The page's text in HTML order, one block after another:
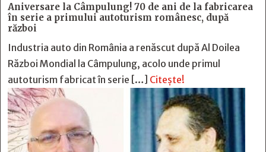
Aniversare la Câmpulung! 70 de ani de la fabricarea
în serie a primului autoturism românesc, după
război
Industria auto din România a renăscut după Al Doilea
Război Mondial la Câmpulung, acolo unde primul
autoturism fabricat în serie […] Citește!